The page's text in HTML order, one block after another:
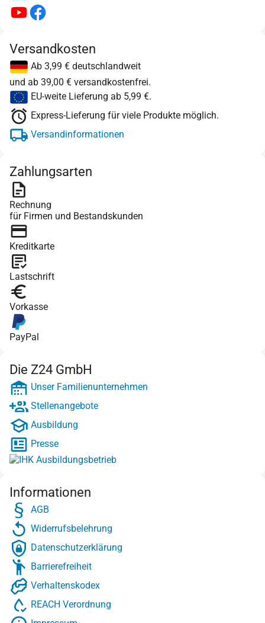
Versandkosten
Ab 3,99 € deutschlandweit
und ab 39,00 € versandkostenfrei.
EU-weite Lieferung ab 5,99 €.
Express-Lieferung für viele Produkte möglich.
Versandinformationen
Zahlungsarten
Rechnung
für Firmen und Bestandskunden
Kreditkarte
Lastschrift
Vorkasse
PayPal
Die Z24 GmbH
Unser Familienunternehmen
Stellenangebote
Ausbildung
Presse
Informationen
AGB
Widerrufsbelehrung
Datenschutzerklärung
Barrierefreiheit
Verhaltenskodex
REACH Verordnung